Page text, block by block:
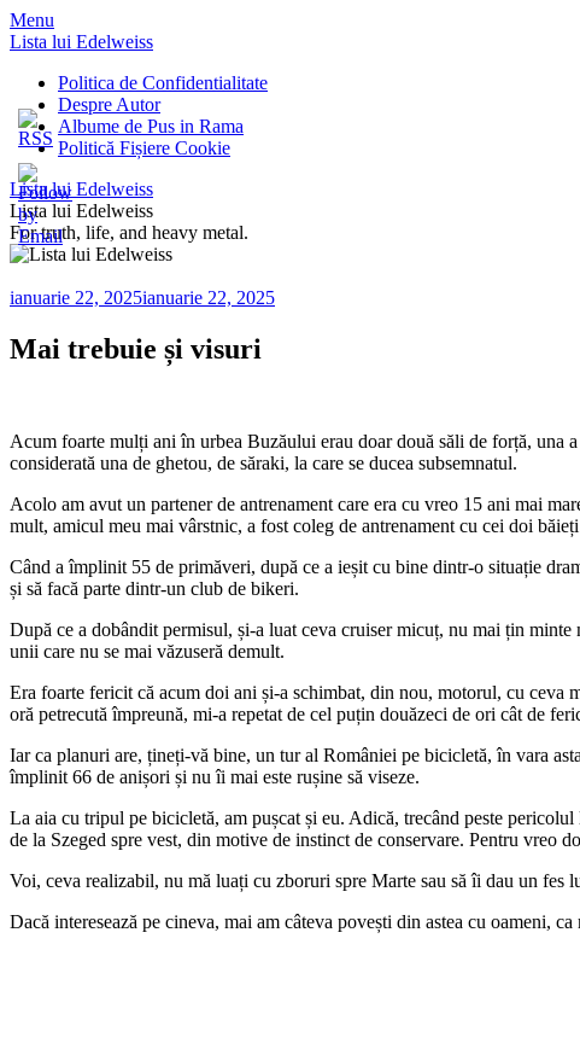
Menu
Lista lui Edelweiss
Politica de Confidentialitate
Despre Autor
Albume de Pus in Rama
Politică Fișiere Cookie
Lista lui Edelweiss
Lista lui Edelweiss
For truth, life, and heavy metal.
ianuarie 22, 2025ianuarie 22, 2025
Mai trebuie și visuri
Acum foarte mulți ani în urbea Buzăului erau doar două săli de forță, una
considerată una de ghetou, de săraki, la care se ducea subsemnatul.
Acolo am avut un partener de antrenament care era cu vreo 15 ani mai
mult, amicul meu mai vârstnic, a fost coleg de antrenament cu cei doi
Când a împlinit 55 de primăveri, după ce a ieșit cu bine dintr-o situație
și să facă parte dintr-un club de bikeri.
După ce a dobândit permisul, și-a luat ceva cruiser micuț, nu mai țin
unii care nu se mai văzuseră demult.
Era foarte fericit că acum doi ani și-a schimbat, din nou, motorul, cu ceva
oră petrecută împreună, mi-a repetat de cel puțin douăzeci de ori cât de
Iar ca planuri are, țineți-vă bine, un tur al României pe bicicletă, în vara
împlinit 66 de anișori și nu îi mai este rușine să viseze.
La aia cu tripul pe bicicletă, am pușcat și eu. Adică, trecând peste
de la Szeged spre vest, din motive de instinct de conservare. Pentru vreo
Voi, ceva realizabil, nu mă luați cu zboruri spre Marte sau să îi dau un fes
Dacă interesează pe cineva, mai am câteva povești din astea cu oameni,